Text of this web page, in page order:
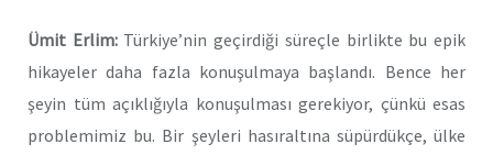
Ümit Erlim:Türkiye’nin geçirdiği süreçle birlikte bu epik
hikayeler daha fazla konuşulmaya başlandı. Bence her
şeyin tüm açıklığıyla konuşulması gerekiyor, çünkü esas
problemimiz bu. Bir şeyleri hasıraltına süpürdükçe, ülke